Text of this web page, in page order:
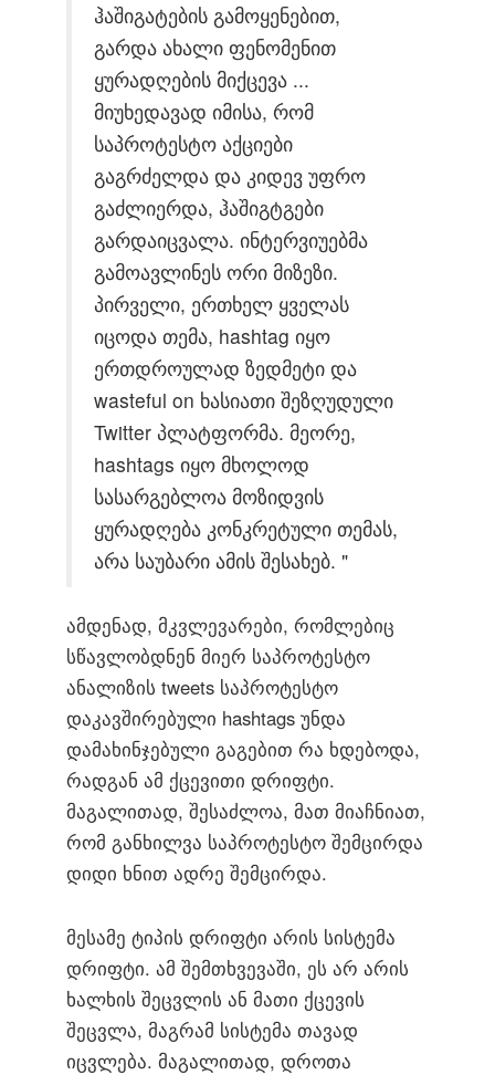
ჰაშიგატების გამოყენებით,
გარდა ახალი ფენომენით
ყურადღების მიქცევა ...
მიუხედავად იმისა, რომ
საპროტესტო აქციები
გაგრძელდა და კიდევ უფრო
გაძლიერდა, ჰაშიგტგები
გარდაიცვალა. ინტერვიუებმა
გამოავლინეს ორი მიზეზი.
პირველი, ერთხელ ყველას
იცოდა თემა, hashtag იყო
ერთდროულად ზედმეტი და
wasteful on ხასიათი შეზღუდული
Twitter პლატფორმა. მეორე,
hashtags იყო მხოლოდ
სასარგებლოა მოზიდვის
ყურადღება კონკრეტული თემას,
არა საუბარი ამის შესახებ. "
ამდენად, მკვლევარები, რომლებიც
სწავლობდნენ მიერ საპროტესტო
ანალიზის tweets საპროტესტო
დაკავშირებული hashtags უნდა
დამახინჯებული გაგებით რა ხდებოდა,
რადგან ამ ქცევითი დრიფტი.
მაგალითად, შესაძლოა, მათ მიაჩნიათ,
რომ განხილვა საპროტესტო შემცირდა
დიდი ხნით ადრე შემცირდა.
მესამე ტიპის დრიფტი არის სისტემა
დრიფტი. ამ შემთხვევაში, ეს არ არის
ხალხის შეცვლის ან მათი ქცევის
შეცვლა, მაგრამ სისტემა თავად
იცვლება. მაგალითად, დროთა